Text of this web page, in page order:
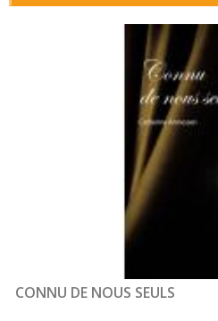
CONNU DE NOUS SEULS